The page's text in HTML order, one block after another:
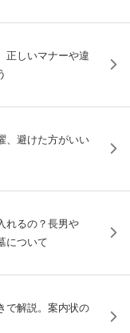
正しいマナーや違
、避けた方がいい
れるの？長男や
について
で解説。案内状の